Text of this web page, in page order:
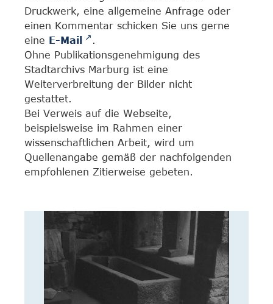
Druckwerk, eine allgemeine Anfrage oder
einen Kommentar schicken Sie uns gerne
eine E-Mail
.
Ohne Publikationsgenehmigung des
Stadtarchivs Marburg ist eine
Weiterverbreitung der Bilder nicht
gestattet.
Bei Verweis auf die Webseite,
beispielsweise im Rahmen einer
wissenschaftlichen Arbeit, wird um
Quellenangabe gemäß der nachfolgenden
empfohlenen Zitierweise gebeten.